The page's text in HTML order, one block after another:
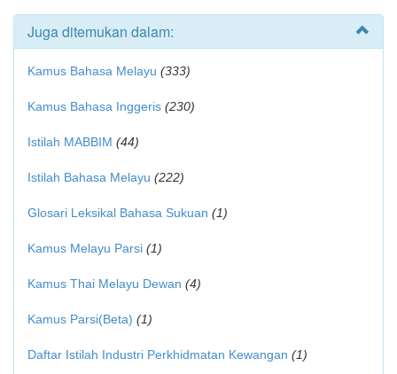
Juga ditemukan dalam:
Kamus Bahasa Melayu (333)
Kamus Bahasa Inggeris (230)
Istilah MABBIM (44)
Istilah Bahasa Melayu (222)
Glosari Leksikal Bahasa Sukuan (1)
Kamus Melayu Parsi (1)
Kamus Thai Melayu Dewan (4)
Kamus Parsi(Beta) (1)
Daftar Istilah Industri Perkhidmatan Kewangan (1)